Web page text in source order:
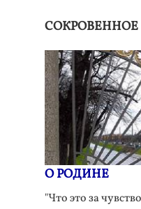
СОКРОВЕННОЕ
О РОДИНЕ
"Что это за